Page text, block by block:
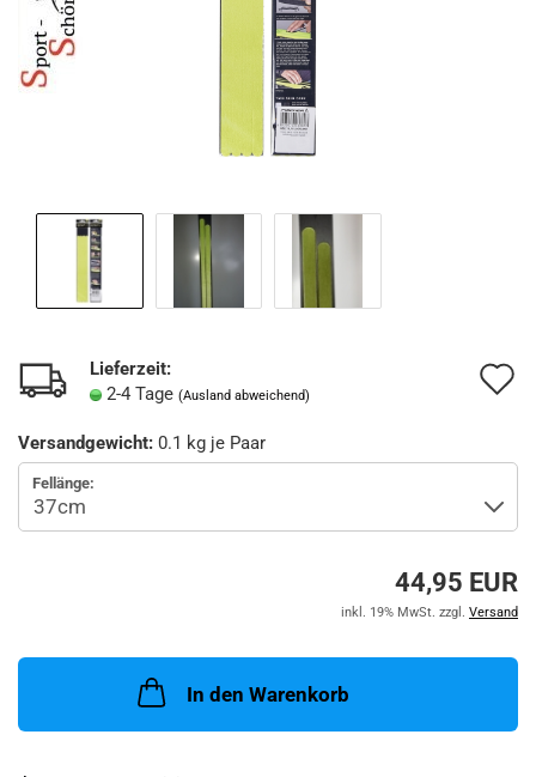
Lieferzeit:
2-4 Tage (Ausland abweichend)
Versandgewicht: 0.1 kg je Paar
Fellänge:
44,95 EUR
inkl. 19% MwSt. zzgl. Versand
In den Warenkorb